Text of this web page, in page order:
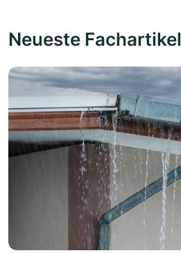
Neueste Fachartikel